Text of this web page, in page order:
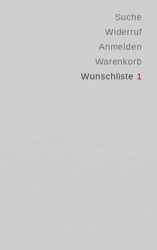
Suche
Widerruf
Anmelden
Warenkorb
Wunschliste 1